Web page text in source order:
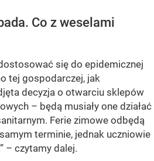
Co z weselami
się do epidemicznej
tej gospodarczej, jak
decyzja o otwarciu sklepów
– będą musiały one działać
Ferie zimowe odbędą
terminie, jednak uczniowie
– czytamy dalej.